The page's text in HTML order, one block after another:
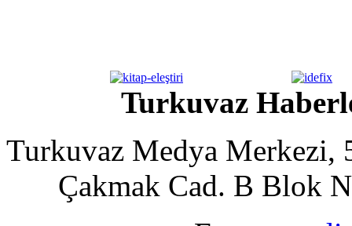
Turkuvaz
Turkuvaz Medya Merkezi,
Çakmak Cad. B Blok